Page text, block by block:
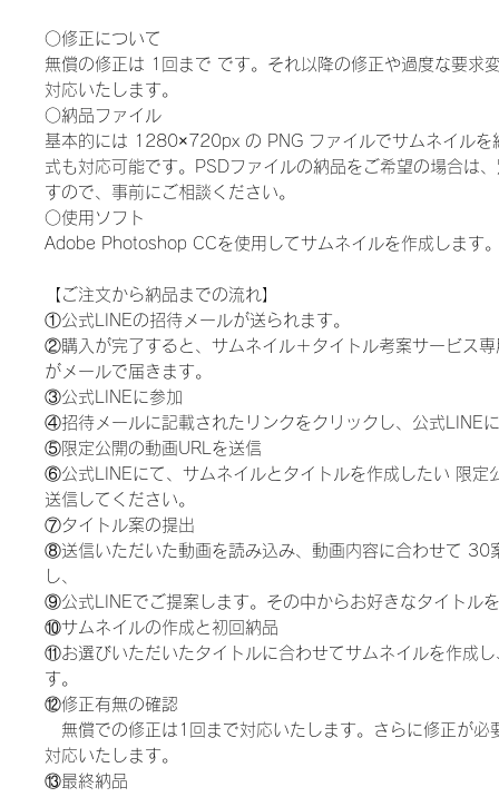
○修正について
無償の修正は 1回まで です。それ以降の修正や過度な要求
対応いたします。
○納品ファイル
基本的には 1280×720px の PNG ファイルでサムネイルを
式も対応可能です。PSDファイルの納品をご希望の場合は
すので、事前にご相談ください。
○使用ソフト
Adobe Photoshop CCを使用してサムネイルを作成します
【ご注文から納品までの流れ】
①公式LINEの招待メールが送られます。
②購入が完了すると、サムネイル＋タイトル考案サービス
がメールで届きます。
③公式LINEに参加
④招待メールに記載されたリンクをクリックし、公式LINE
⑤限定公開の動画URLを送信
⑥公式LINEにて、サムネイルとタイトルを作成したい 限定
送信してください。
⑦タイトル案の提出
⑧送信いただいた動画を読み込み、動画内容に合わせて 30
し、
⑨公式LINEでご提案します。その中からお好きなタイトル
⑩サムネイルの作成と初回納品
⑪お選びいただいたタイトルに合わせてサムネイルを作成
す。
⑫修正有無の確認
無償での修正は1回まで対応いたします。さらに修正が必
対応いたします。
⑬最終納品